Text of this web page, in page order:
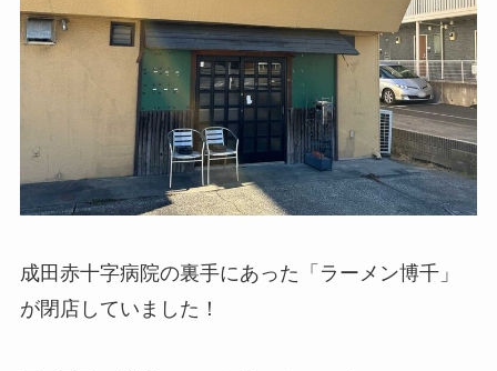
成田赤十字病院の裏手にあった「ラーメン博千」
が閉店していました！